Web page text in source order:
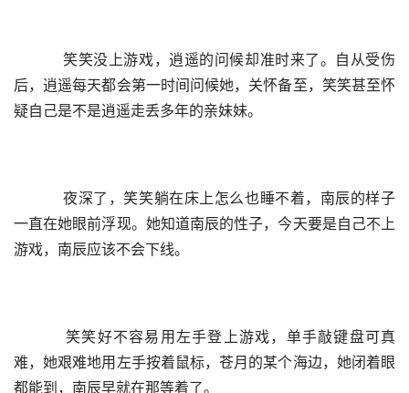
笑笑没上游戏，逍遥的问候却准时来了。自从受伤
后，逍遥每天都会第一时间问候她，关怀备至，笑笑甚至怀
疑自己是不是逍遥走丢多年的亲妹妹。
夜深了，笑笑躺在床上怎么也睡不着，南辰的样子
一直在她眼前浮现。她知道南辰的性子，今天要是自己不上
游戏，南辰应该不会下线。
笑笑好不容易用左手登上游戏，单手敲键盘可真
难，她艰难地用左手按着鼠标，苍月的某个海边，她闭着眼
都能到，南辰早就在那等着了。